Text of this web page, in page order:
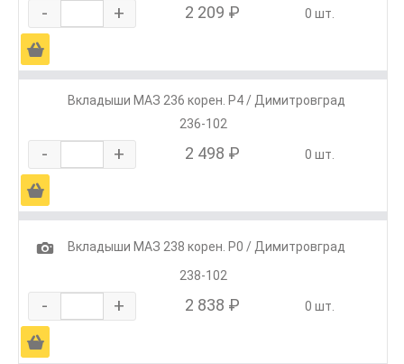
- + 2 209 ₽ 0 шт.
Ä
Вкладыши МАЗ 236 корен. Р4 / Димитровград
236-102
- + 2 498 ₽ 0 шт.
Ä
1
Вкладыши МАЗ 238 корен. Р0 / Димитровград
238-102
- + 2 838 ₽ 0 шт.
Ä